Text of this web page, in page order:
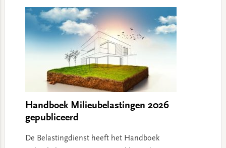
Handboek Milieubelastingen 2026
gepubliceerd
De Belastingdienst heeft het Handboek